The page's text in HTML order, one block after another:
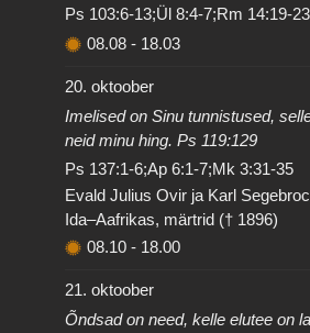
Ps 103:6-13;Ül 8:4-7;Rm 14:19-23
08.08 - 18.03
20. oktoober
Imelised on Sinu tunnistused,
neid minu hing. Ps 119:129
Ps 137:1-6;Ap 6:1-7;Mk 3:31-35
Evald Julius Ovir ja Karl
Ida–Aafrikas, märtrid († 1896)
08.10 - 18.00
21. oktoober
Õndsad on need, kelle elutee on